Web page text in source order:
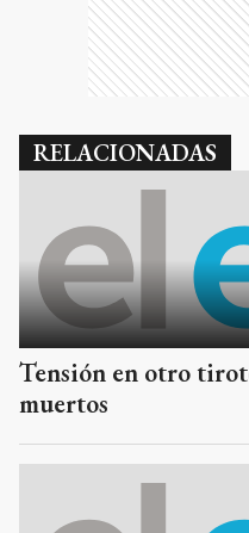
RELACIONADAS
Tensión en otro
muertos